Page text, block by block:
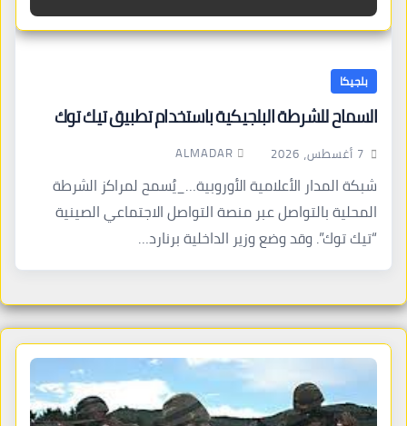
بلجيكا
السماح للشرطة البلجيكية باستخدام تطبيق تيك توك
7 أغسطس، 2026 ALMADAR
شبكة المدار الأعلامية الأوروبية…_يُسمح لمراكز الشرطة
المحلية بالتواصل عبر منصة التواصل الاجتماعي الصينية
“تيك توك”. وقد وضع وزير الداخلية برنارد…